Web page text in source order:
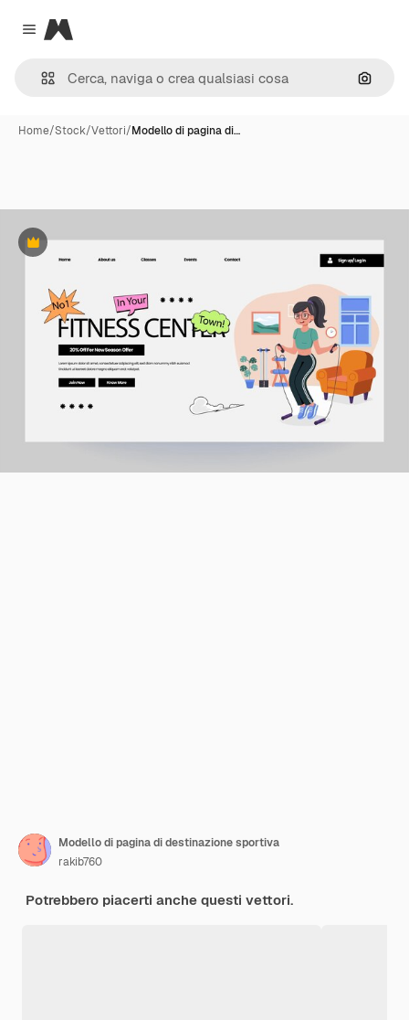
Close menu
Magnific
Cerca
Home/Stock/Vettori/Modello di pagina di…
Premium
Modello di pagina di destinazione sportiva
rakib760
Potrebbero piacerti anche questi vettori.